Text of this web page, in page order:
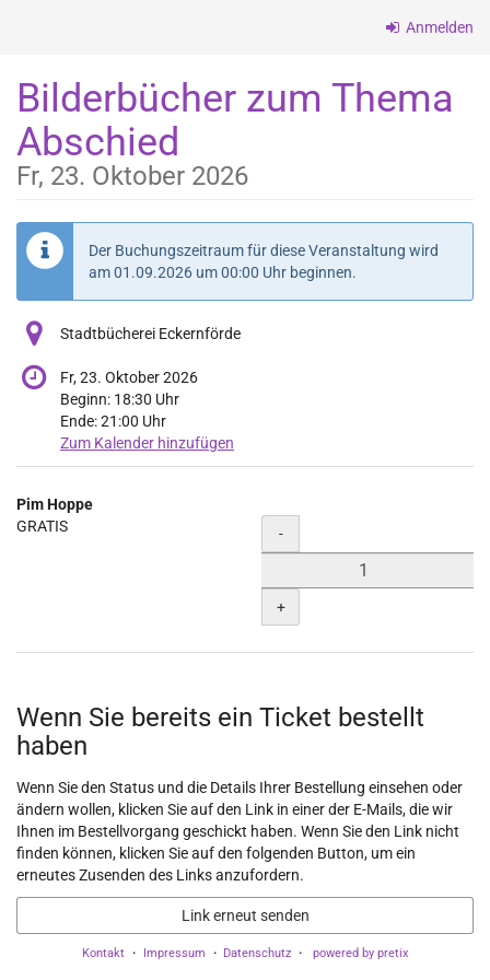
springen
Anmelden
Bilderbücher zum Thema
Abschied
Fr, 23. Oktober 2026
Der Buchungszeitraum für diese Veranstaltung wird
am01.09.2026 um00:00 Uhr beginnen.
Stadtbücherei Eckernförde
Fr, 23. Oktober 2026
Beginn: 18:30 Uhr
Ende:21:00 Uhr
Zum Kalender hinzufügen
Unkategorisierte
Pim Hoppe
GRATIS
Menge
-
+
Wenn Sie bereits ein Ticket bestellt
haben
Wenn Sie den Status und die Details Ihrer Bestellung einsehen oder
ändern wollen, klicken Sie auf den Link in einer der E-Mails, die wir
Ihnen im Bestellvorgang geschickt haben. Wenn Sie den Link nicht
finden können, klicken Sie auf den folgenden Button, um ein
erneutes Zusenden des Links anzufordern.
Link erneut senden
Kontakt Impressum Datenschutz powered by pretix